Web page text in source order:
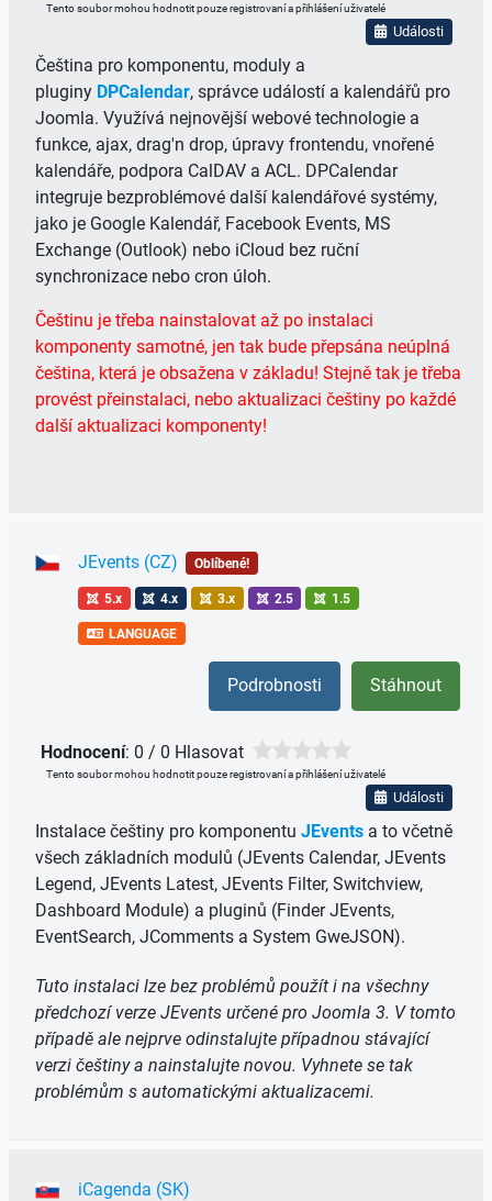
Tento soubor mohou hodnotit pouze registrovaní a přihlášení uživatelé
Události
Čeština pro komponentu, moduly a
pluginy DPCalendar, správce událostí a kalendářů pro
Joomla. Využívá nejnovější webové technologie a
funkce, ajax, drag'n drop, úpravy frontendu, vnořené
kalendáře, podpora CalDAV a ACL. DPCalendar
integruje bezproblémové další kalendářové systémy,
jako je Google Kalendář, Facebook Events, MS
Exchange (Outlook) nebo iCloud bez ruční
synchronizace nebo cron úloh.
Češtinu je třeba nainstalovat až po instalaci
komponenty samotné, jen tak bude přepsána neúplná
čeština, která je obsažena v základu! Stejně tak je třeba
provést přeinstalaci, nebo aktualizaci češtiny po každé
další aktualizaci komponenty!
JEvents (CZ) Oblíbené!
5.x 4.x 3.x 2.5 1.5
LANGUAGE
Stáhnout
Podrobnosti
Hodnocení: 0 / 0 Hlasovat
Tento soubor mohou hodnotit pouze registrovaní a přihlášení uživatelé
Události
Instalace češtiny pro komponentu JEvents a to včetně
všech základních modulů (JEvents Calendar, JEvents
Legend, JEvents Latest, JEvents Filter, Switchview,
Dashboard Module) a pluginů (Finder JEvents,
EventSearch, JComments a System GweJSON).
Tuto instalaci lze bez problémů použít i na všechny
předchozí verze JEvents určené pro Joomla 3. V tomto
případě ale nejprve odinstalujte případnou stávající
verzi češtiny a nainstalujte novou. Vyhnete se tak
problémům s automatickými aktualizacemi.
iCagenda (SK)